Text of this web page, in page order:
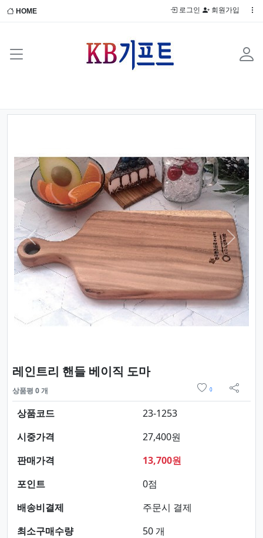
HOME 로그인 회원가입
Previous Next
레인트리 핸들 베이직 도마요약정보 및 구매
상품평 0 개 0
sns 공
상품코드
23-1253
시중가격
27,400원
판매가격
13,700원
포인트
0점
배송비결제
주문시 결제
최소구매수량
50 개